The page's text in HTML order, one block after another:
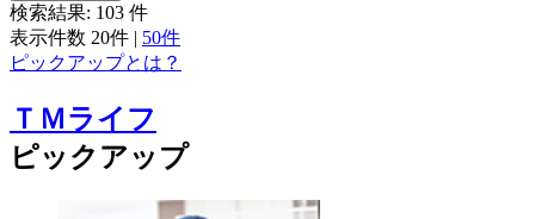
検索結果: 103 件
表示件数 20件 | 50件
ピックアップとは？
ＴＭライフ
ピックアップ